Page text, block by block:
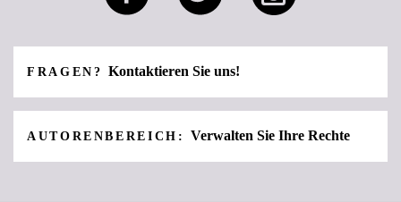
FRAGEN?Kontaktieren Sie uns!
AUTORENBEREICH:Verwalten Sie Ihre Rechte